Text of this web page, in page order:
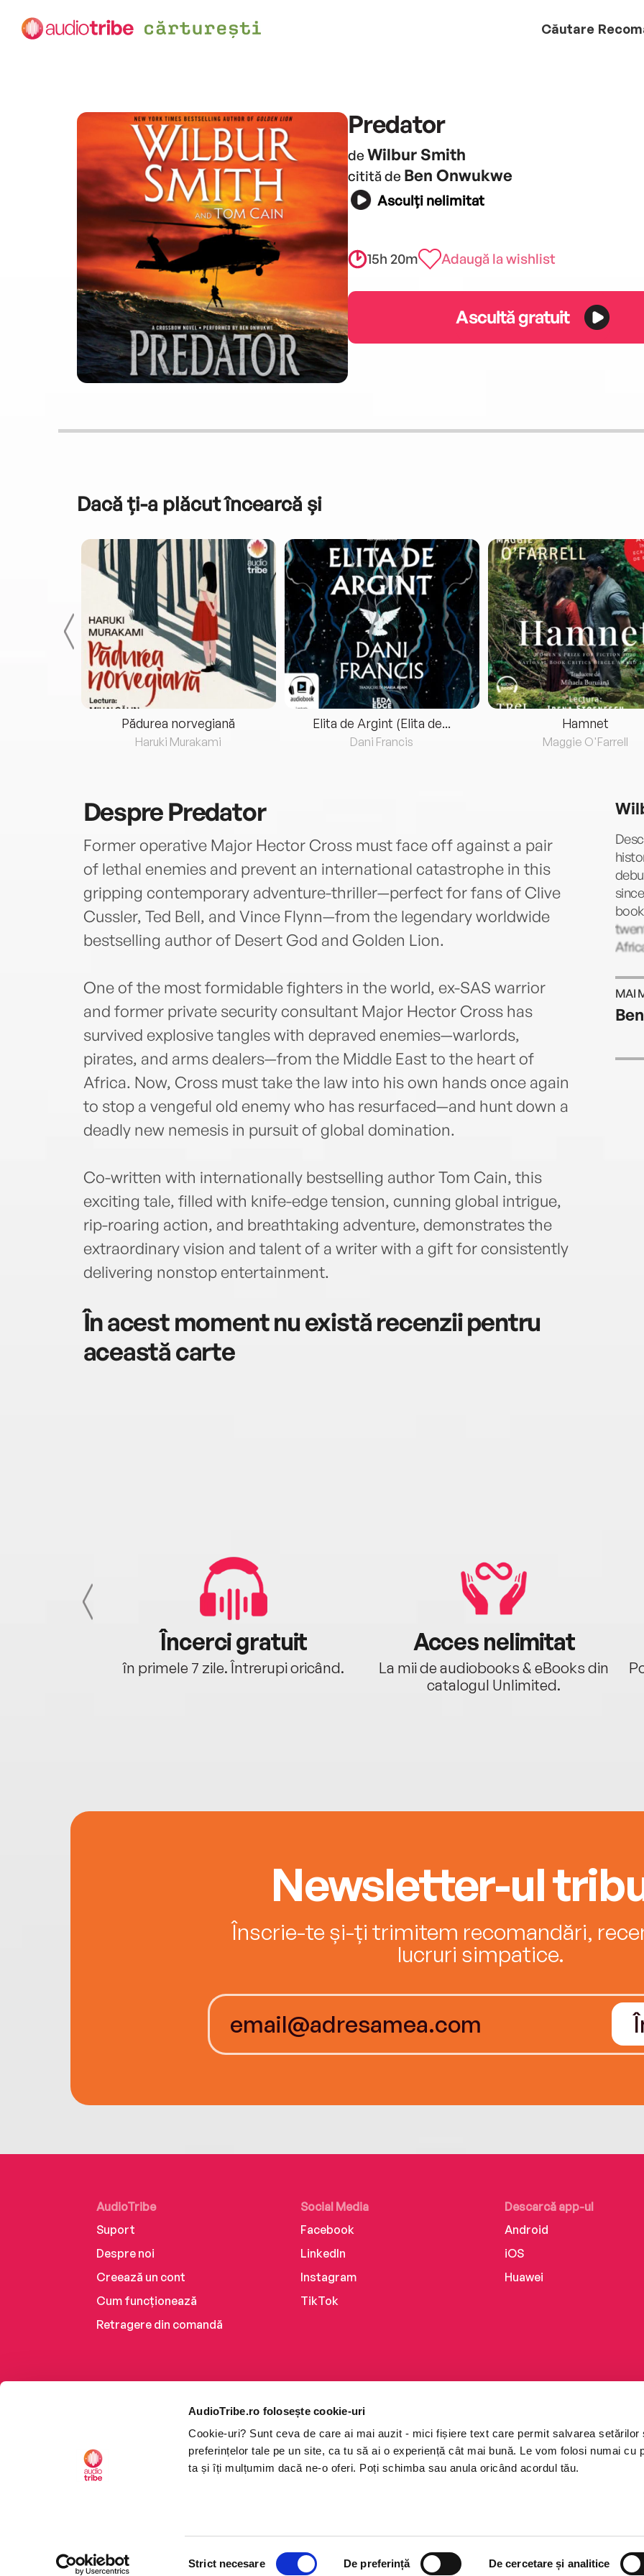
AudioTribe.ro folosește cookie-uri
Cookie-uri? Sunt ceva de care ai mai auzit - mici fișiere text care permit salvarea setărilor
preferințelor tale pe un site, ca tu să ai o experiență cât mai bună. Le vom folosi numai cu
ta și îți mulțumim dacă ne-o oferi. Poți schimba sau anula oricând acordul tău.
Strict necesare De preferință De cercetare și analitice
Căutare
Predator
de Wilbur Smith
citită de Ben Onwukwe
Asculți nelimitat
15h 20m Adaugă la wishlist
Ascultă gratuit
Dacă ți-a plăcut încearcă și
Pădurea norvegiană
Haruki Murakami
Elita de Argint (Elita de...
Dani Francis
Hamnet
Maggie O'Farrell
DesprePredator
Former operative Major Hector Cross must face off against a pair
of lethal enemies and prevent an international catastrophe in this
gripping contemporary adventure-thriller—perfect for fans of Clive
Cussler, Ted Bell, and Vince Flynn—from the legendary worldwide
bestselling author of Desert God and Golden Lion.
One of the most formidable fighters in the world, ex-SAS warrior
and former private security consultant Major Hector Cross has
survived explosive tangles with depraved enemies—warlords,
pirates, and arms dealers—from the Middle East to the heart of
Africa. Now, Cross must take the law into his own hands once again
to stop a vengeful old enemy who has resurfaced—and hunt down a
deadly new nemesis in pursuit of global domination.
Co-written with internationally bestselling author Tom Cain, this
exciting tale, filled with knife-edge tension, cunning global intrigue,
rip-roaring action, and breathtaking adventure, demonstrates the
extraordinary vision and talent of a writer with a gift for consistently
delivering nonstop entertainment.
În acest moment nu există recenzii pentru
această carte
MAI
Încerci gratuit
în primele 7 zile. Întrerupi oricând.
Acces nelimitat
La mii de audiobooks & eBooks din
catalogul Unlimited.
Newsletter-ul
Înscrie-te și-ți trimitem recomandări,
lucruri simpatice.
AudioTribe
Suport
Despre noi
Creează un cont
Cum funcționează
Retragere din comandă
Social Media
Facebook
LinkedIn
Instagram
TikTok
Descarcă app-ul
Android
iOS
Huawei
©2026 Nemo EPG SRL. Toate drepturile rezervate.